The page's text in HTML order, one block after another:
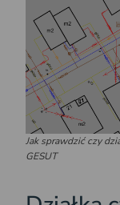
Jak sprawdzić czy
GESUT